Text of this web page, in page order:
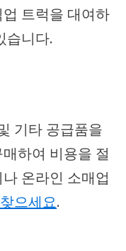
트럭을 대여하
습니다.
기타 공급품을
하여 비용을 절
온라인 소매업
으세요.